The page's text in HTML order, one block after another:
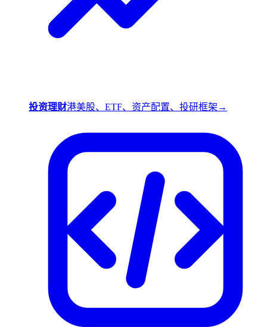
投资理财港美股、ETF、资产配置、投研框架 →